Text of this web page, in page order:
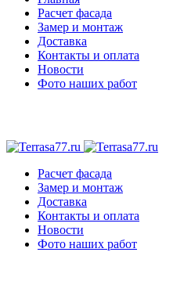
Расчет фасада
Замер и монтаж
Доставка
Контакты и оплата
Новости
Фото наших работ
Расчет фасада
Замер и монтаж
Доставка
Контакты и оплата
Новости
Фото наших работ